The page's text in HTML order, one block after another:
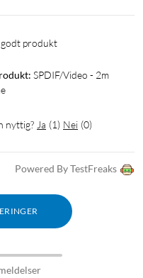
godt produkt
SPDIF/Video - 2m
nyttig? Ja (1) Nei (0)
Powered By TestFreaks